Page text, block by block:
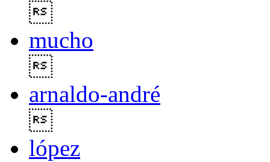
mucho
arnaldo-andré
lópez